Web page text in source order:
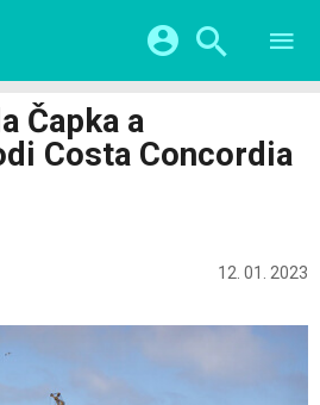
pomocí:
Google
Čapka a
Costa Concordia
12. 01. 2023